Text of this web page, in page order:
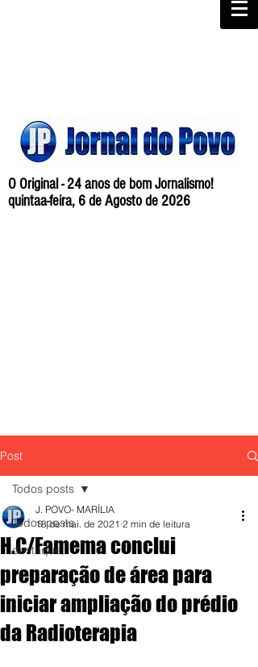
O Original - 24 anos de bom Jornalismo!
quintaa-feira, 6 de Agosto de 2026
Post
Todos posts
destaque,
Todos posts
H.C/Famema conclui
preparação de área para
iniciar ampliação do prédio
da Radioterapia
J. POVO- MARÍLIA
18 de mai. de 2021 2 min de leitura